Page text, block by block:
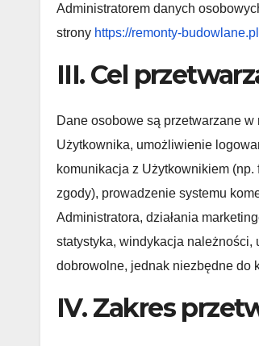
Administratorem danych
strony https://remonty-
III. Cel
Dane osobowe są przetwarzane
Użytkownika, umożliwienie
komunikacja z Użytkownikiem
zgody), prowadzenie systemu
Administratora, działania
statystyka, windykacja
dobrowolne, jednak niezbędne do
IV. Zakres